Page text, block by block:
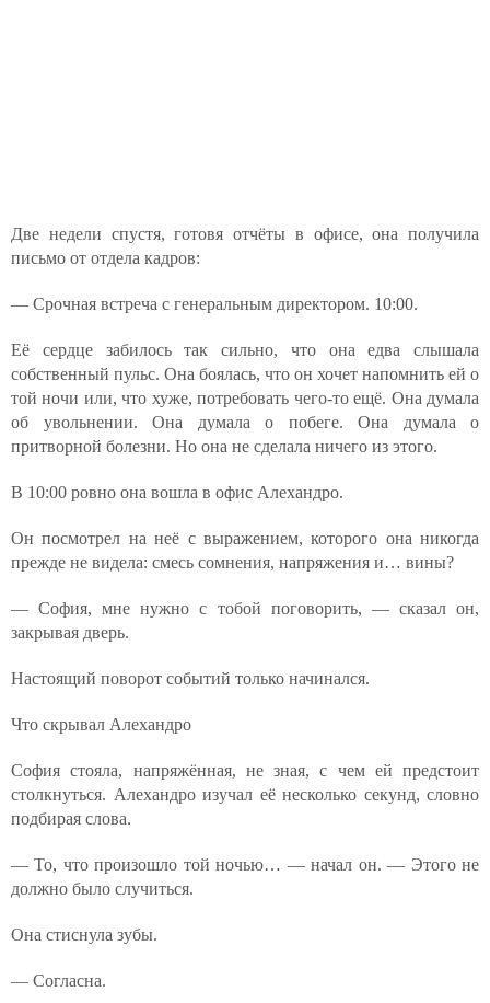
Две недели спустя, готовя отчёты в офисе, она получила
письмо от отдела кадров:
— Срочная встреча с генеральным директором. 10:00.
Её сердце забилось так сильно, что она едва слышала
собственный пульс. Она боялась, что он хочет напомнить ей о
той ночи или, что хуже, потребовать чего-то ещё. Она думала
об увольнении. Она думала о побеге. Она думала о
притворной болезни. Но она не сделала ничего из этого.
В 10:00 ровно она вошла в офис Алехандро.
Он посмотрел на неё с выражением, которого она никогда
прежде не видела: смесь сомнения, напряжения и… вины?
— София, мне нужно с тобой поговорить, — сказал он,
закрывая дверь.
Настоящий поворот событий только начинался.
Что скрывал Алехандро
София стояла, напряжённая, не зная, с чем ей предстоит
столкнуться. Алехандро изучал её несколько секунд, словно
подбирая слова.
— То, что произошло той ночью… — начал он. — Этого не
должно было случиться.
Она стиснула зубы.
— Согласна.